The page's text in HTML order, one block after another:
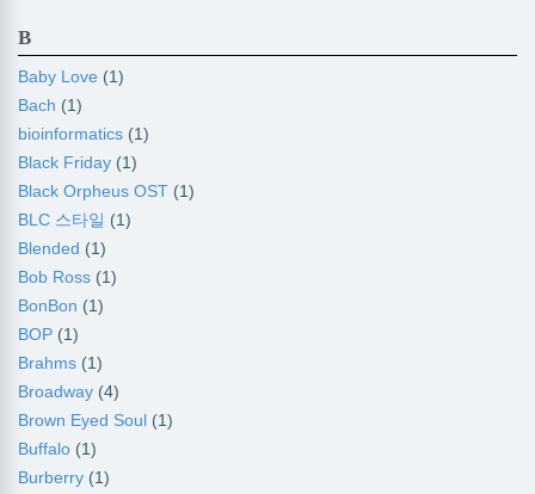
B
Baby Love (1)
Bach (1)
bioinformatics (1)
Black Friday (1)
Black Orpheus OST (1)
BLC 스타일 (1)
Blended (1)
Bob Ross (1)
BonBon (1)
BOP (1)
Brahms (1)
Broadway (4)
Brown Eyed Soul (1)
Buffalo (1)
Burberry (1)